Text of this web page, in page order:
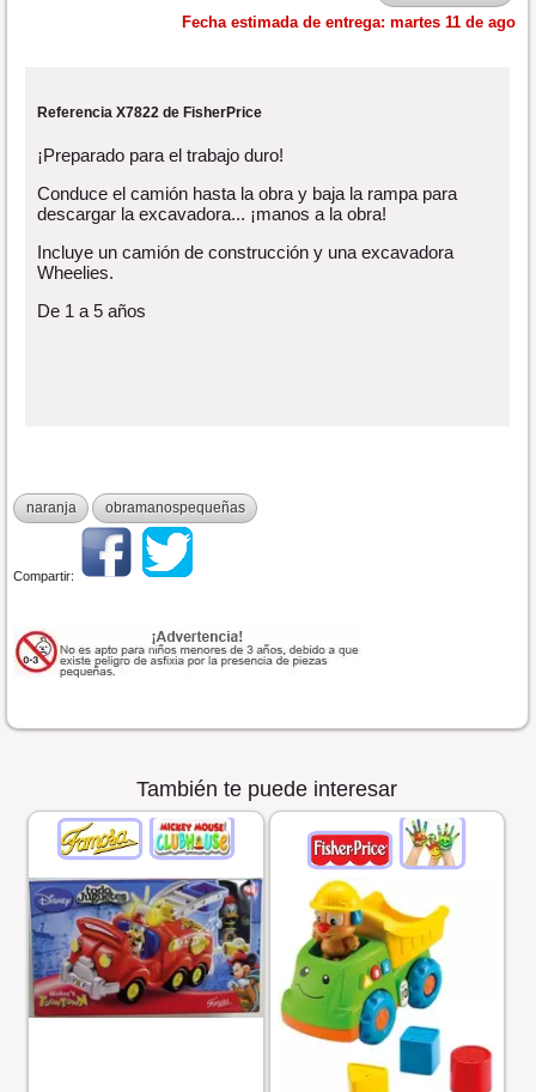
Fecha estimada de entrega: martes 11 de ago
Referencia X7822 de FisherPrice
¡Preparado para el trabajo duro!
Conduce el camión hasta la obra y baja la rampa para
descargar la excavadora... ¡manos a la obra!
Incluye un camión de construcción y una excavadora
Wheelies.
De 1 a 5 años
naranja obramanospequeñas
Compartir:
También te puede interesar